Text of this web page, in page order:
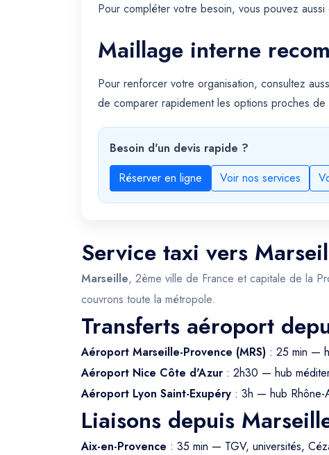
Pour compléter votre besoin, vous pouvez aussi
Maillage interne
Pour renforcer votre organisation, consultez
de comparer rapidement les options proches
Besoin d'un devis rapide ?
Réserver en ligne
Voir nos services
Service taxi vers
Marseille, 2ème ville de France et capitale de la
couvrons toute la métropole.
Transferts aéroport
Aéroport Marseille-Provence (MRS) : 25 min —
Aéroport Nice Côte d'Azur : 2h30 — hub
Aéroport Lyon Saint-Exupéry : 3h — hub Rhône-
Liaisons depuis
Aix-en-Provence : 35 min — TGV, universités,